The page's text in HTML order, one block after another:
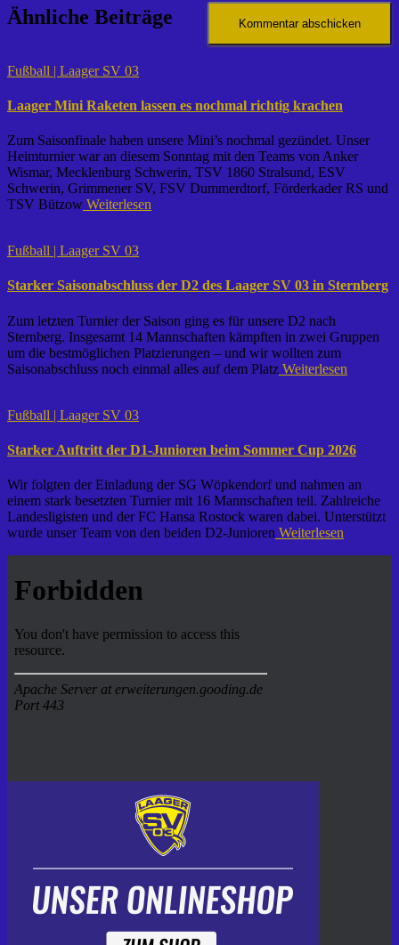
Ähnliche Beiträge
Fußball | Laager SV 03
Laager Mini Raketen lassen es nochmal richtig krachen
Zum Saisonfinale haben unsere Mini’s nochmal gezündet. Unser
Heimturnier war an diesem Sonntag mit den Teams von Anker
Wismar, Mecklenburg Schwerin, TSV 1860 Stralsund, ESV
Schwerin, Grimmener SV, FSV Dummerdtorf, Förderkader RS und
TSV Bützow Weiterlesen
Fußball | Laager SV 03
Starker Saisonabschluss der D2 des Laager SV 03 in Sternberg
Zum letzten Turnier der Saison ging es für unsere D2 nach
Sternberg. Insgesamt 14 Mannschaften kämpften in zwei Gruppen
um die bestmöglichen Platzierungen – und wir wollten zum
Saisonabschluss noch einmal alles auf dem Platz Weiterlesen
Fußball | Laager SV 03
Starker Auftritt der D1-Junioren beim Sommer Cup 2026
Wir folgten der Einladung der SG Wöpkendorf und nahmen an
einem stark besetzten Turnier mit 16 Mannschaften teil. Zahlreiche
Landesligisten und der FC Hansa Rostock waren dabei. Unterstützt
wurde unser Team von den beiden D2-Junioren Weiterlesen